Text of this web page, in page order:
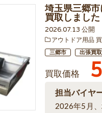
埼玉県三郷市
買取しました
2026.07.13 公開
アウトドア用品
三郷市 出張買取
買取価格
担当バイヤ
2026年5月